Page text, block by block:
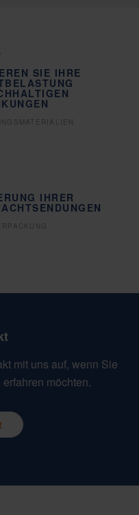
SIE IHRE
IHRER
mit uns auf, wenn Sie
möchten.